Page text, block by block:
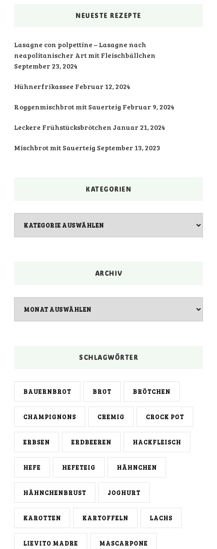
NEUESTE REZEPTE
Lasagne con polpettine – Lasagne nach
neapolitanischer Art mit Fleischbällchen
September 23, 2024
Hühnerfrikassee Februar 12, 2024
Roggenmischbrot mit Sauerteig Februar 9, 2024
Leckere Frühstücksbrötchen Januar 21, 2024
Mischbrot mit Sauerteig September 13, 2023
KATEGORIEN
ARCHIV
SCHLAGWÖRTER
BAUERNBROT BROT BRÖTCHEN
CHAMPIGNONS CREMIG CROCK POT
ERBSEN ERDBEEREN HACKFLEISCH
HEFE HEFETEIG HÄHNCHEN
HÄHNCHENBRUST JOGHURT
KAROTTEN KARTOFFELN LACHS
LIEVITO MADRE MASCARPONE